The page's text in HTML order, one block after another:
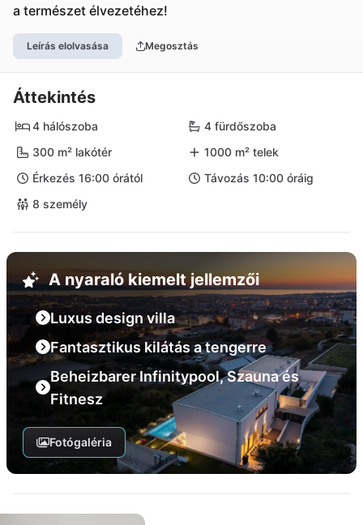
a természet élvezetéhez!
Leírás elolvasása Megosztás
Áttekintés
4 hálószoba
4 fürdőszoba
300 m² lakótér
1000 m² telek
Érkezés 16:00 órától
Távozás 10:00 óráig
8 személy
A nyaraló kiemelt jellemzői
Luxus design villa
Fantasztikus kilátás a tengerre
Beheizbarer Infinitypool, Szauna és
Fitnesz
Fotógaléria